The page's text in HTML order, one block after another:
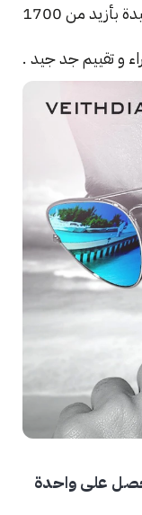
من خلالها على الحاسوب، إحترافية و جيدة بأزيد من 1700
و تقييم جد جيد .
على واحدة